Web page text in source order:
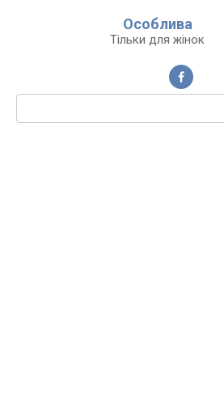
Особлива
Тільки для жінок
Пошук: